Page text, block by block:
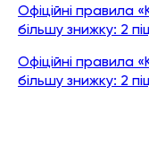
Офіційні правила
більшу знижку: 2
Офіційні правила
більшу знижку: 2